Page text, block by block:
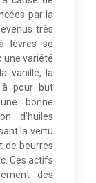
par la
très
lèvres se
variété
vanille, la
à pour but
bonne
d’huiles
la vertu
de beurres
Ces actifs
des